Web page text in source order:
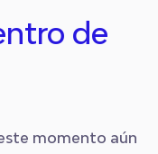
de
momento aún